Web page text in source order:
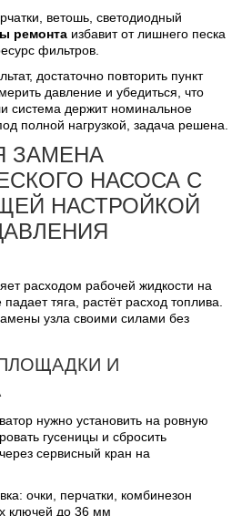
ветошь, светодиодный
ремонта избавит от лишнего песка
фильтров.
достаточно повторить пункт
давление и убедиться, что
система держит номинальное
полной нагрузкой, задача решена.
ЗАМЕНА
НАСОСА С
НАСТРОЙКОЙ
расходом рабочей жидкости на
тяга, растёт расход топлива.
узла своими силами без
И
нужно установить на ровную
гусеницы и сбросить
сервисный кран на
очки, перчатки, комбинезон
ключей до 36 мм